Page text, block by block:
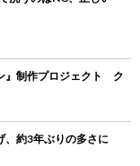
』制作プロジェクト ク
、約3年ぶりの多さに